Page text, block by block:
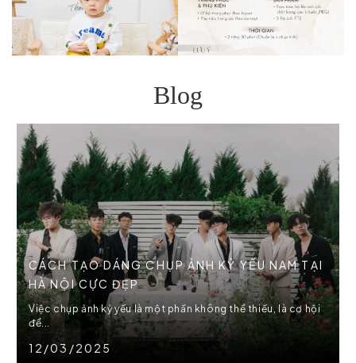
Blog
CÁCH TẠO DÁNG CHỤP ẢNH KỶ YẾU NAM TẠI
HÀ NỘI CỰC ĐẸP
12/03/2025
Việc chụp ảnh kỷ yếu là một phần không thể thiếu, là cơ hội
để...